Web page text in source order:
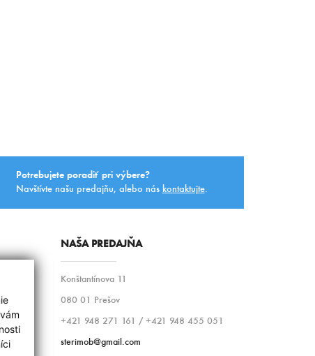
Potrebujete poradiť pri výbere?
Navštívte našu predajňu, alebo nás kontaktujte.
NAŠA PREDAJŇA
Konštantínova 11
080 01 Prešov
+421 948 271 161 / +421 948 455 051
sterimob@gmail.com